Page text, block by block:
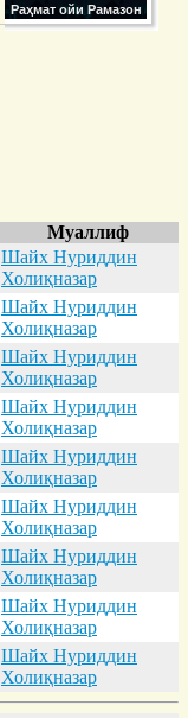
Раҳмат ойи Рамазон
Муаллиф
Шайх Нуриддин
Холиқназар
Шайх Нуриддин
Холиқназар
Шайх Нуриддин
Холиқназар
Шайх Нуриддин
Холиқназар
Шайх Нуриддин
Холиқназар
Шайх Нуриддин
Холиқназар
Шайх Нуриддин
Холиқназар
Шайх Нуриддин
Холиқназар
Шайх Нуриддин
Холиқназар